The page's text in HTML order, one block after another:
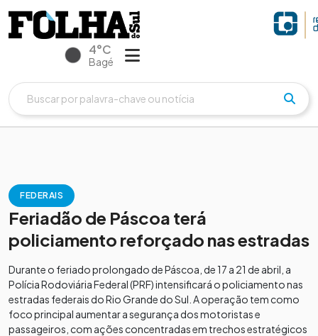
4°C
Bagé
FEDERAIS
Feriadão de Páscoa terá
policiamento reforçado nas estradas
Durante o feriado prolongado de Páscoa, de 17 a 21 de abril, a
Polícia Rodoviária Federal (PRF) intensificará o policiamento nas
estradas federais do Rio Grande do Sul. A operação tem como
foco principal aumentar a segurança dos motoristas e
passageiros, com ações concentradas em trechos estratégicos